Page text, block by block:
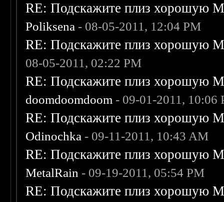
RE: Подскажите плиз хорошую
Poliksena - 08-05-2011, 12:04 PM
RE: Подскажите плиз хорошую
08-05-2011, 02:22 PM
RE: Подскажите плиз хорошую
doomdoomdoom - 09-01-2011, 10:06
RE: Подскажите плиз хорошую
Odinochka - 09-11-2011, 10:43 AM
RE: Подскажите плиз хорошую
MetalRain - 09-19-2011, 05:54 PM
RE: Подскажите плиз хорошую